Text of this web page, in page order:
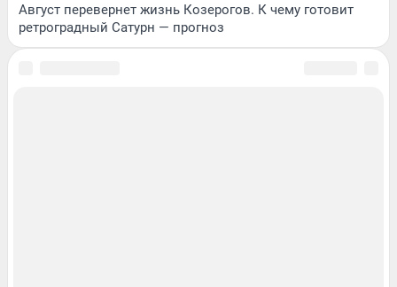
Август перевернет жизнь Козерогов. К чему готовит
ретроградный Сатурн — прогноз